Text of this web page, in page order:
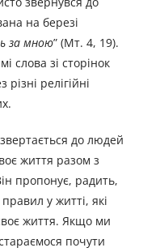
на березі
за мною” (Мт. 4, 19).
слова зі сторінок
релігійні
звертається до людей
життя разом з
пропонує, радить,
у житті, які
життя. Якщо ми
почути